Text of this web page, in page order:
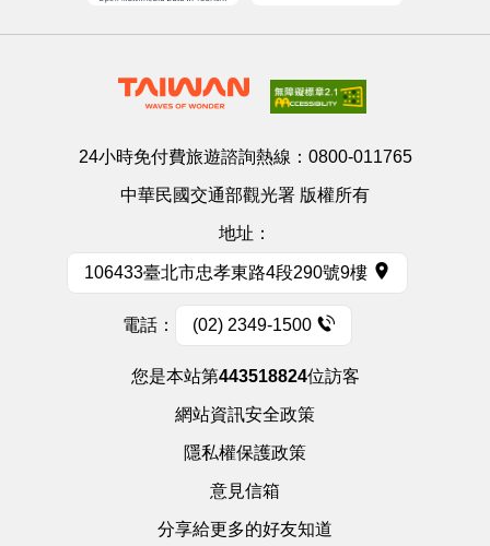
24小時免付費旅遊諮詢熱線： 0800-011765
中華民國交通部觀光署 版權所有
地址：
106433臺北市忠孝東路4段290號9樓
電話： (02) 2349-1500
您是本站第443518824位訪客
網站資訊安全政策
隱私權保護政策
意見信箱
分享給更多的好友知道